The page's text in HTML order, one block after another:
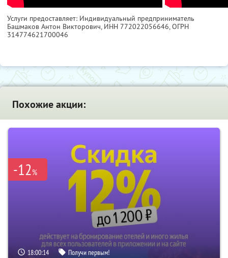
Услуги предоставляет: Индивидуальный предприниматель
Башмаков Антон Викторович, ИНН 772022056646, ОГРН
314774621700046
Похожие акции:
-12%
18:00:13 Получи первым!